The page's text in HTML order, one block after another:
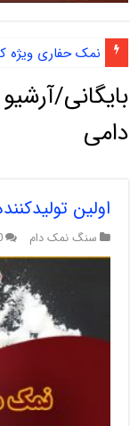
نمک حفاری ویژه
بایگانی/
دامی
اولین
سنگ نمک دام